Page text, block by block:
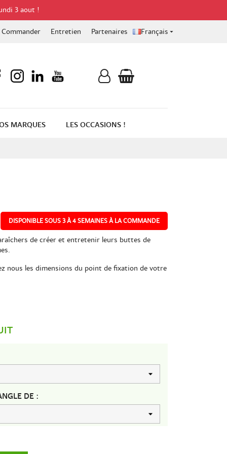
3 aout !
Commander Entretien Partenaires Français
MARQUES LES OCCASIONS !
DISPONIBLE SOUS 3 À 4 SEMAINES À LA COMMANDE
de créer et entretenir leurs buttes de
nous les dimensions du point de fixation de votre
DE :